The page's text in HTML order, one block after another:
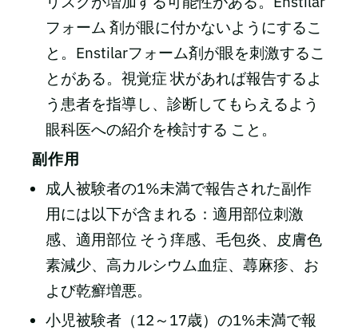
フォーム 剤が眼に付かないようにするこ
と。Enstilarフォーム剤が眼を刺激するこ
とがある。視覚症 状があれば報告するよ
う患者を指導し、診断してもらえるよう
眼科医への紹介を検討する こと。
副作用
成人被験者の1%未満で報告された副作
用には以下が含まれる：適用部位刺激
感、適用部位 そう痒感、毛包炎、皮膚色
素減少、高カルシウム血症、蕁麻疹、お
よび乾癬増悪。
小児被験者（12～17歳）の1%未満で報